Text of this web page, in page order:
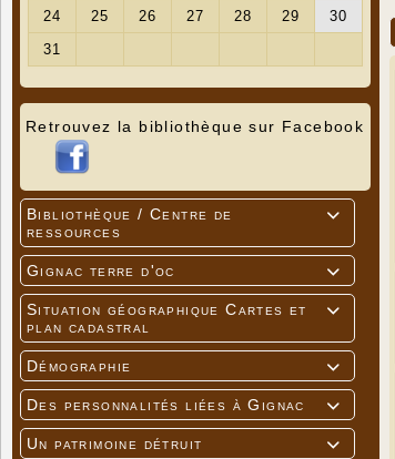
Retrouvez la bibliothèque sur Facebook

Bibliothèque / Centre de
ressources

Gignac terre d'oc

Situation géographique Cartes et
plan cadastral

Démographie

Des personnalités liées à Gignac

Un patrimoine détruit